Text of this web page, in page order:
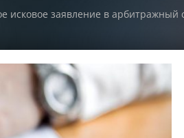
исковое заявление в арбитражный